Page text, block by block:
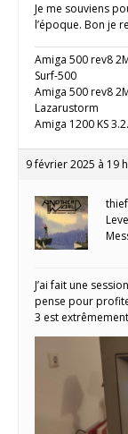
Je me souviens
l’époque. Bon je
Amiga 500 rev8
Surf-500
Amiga 500 rev8
Lazarustorm
Amiga 1200 KS
9 février 2025 à 19
thief
J’ai fait une
pense pour
3 est